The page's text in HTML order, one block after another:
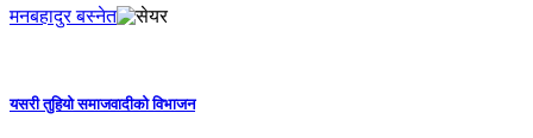
मनबहादुर बस्नेत
यसरी तुहियो समाजवादीको विभाजन